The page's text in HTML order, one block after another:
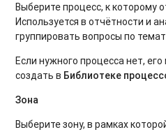
Выберите процесс, к которому
Используется в отчётности и
группировать вопросы по
Если нужного процесса нет,
создать в Библиотеке
Зона
Выберите зону, в рамках